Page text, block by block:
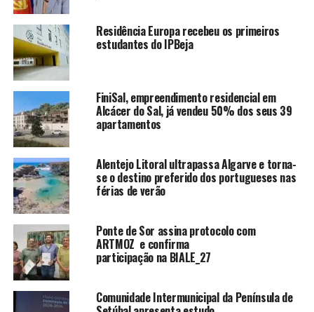
Residência Europa recebeu os primeiros
estudantes do IPBeja
FiniSal, empreendimento residencial em
Alcácer do Sal, já vendeu 50% dos seus 39
apartamentos
Alentejo Litoral ultrapassa Algarve e torna-
se o destino preferido dos portugueses nas
férias de verão
Ponte de Sor assina protocolo com
ARTMOZ e confirma
participação na BIALE_27
Comunidade Intermunicipal da Península de